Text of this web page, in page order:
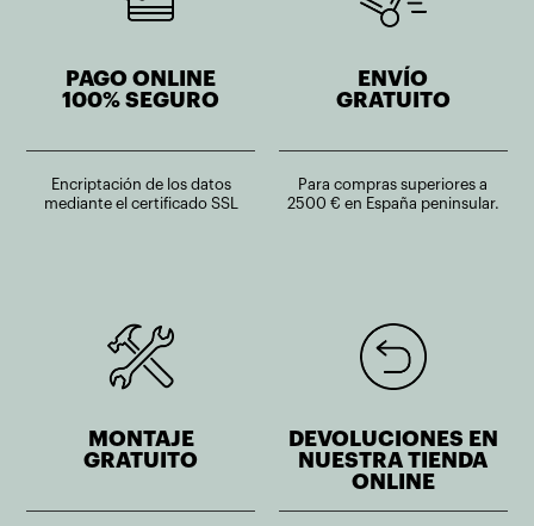
PAGO ONLINE
100% SEGURO
Encriptación de los datos
mediante el certificado SSL
ENVÍO
GRATUITO
Para compras superiores a
2500 € en España peninsular.
MONTAJE
GRATUITO
DEVOLUCIONES EN
NUESTRA TIENDA
ONLINE